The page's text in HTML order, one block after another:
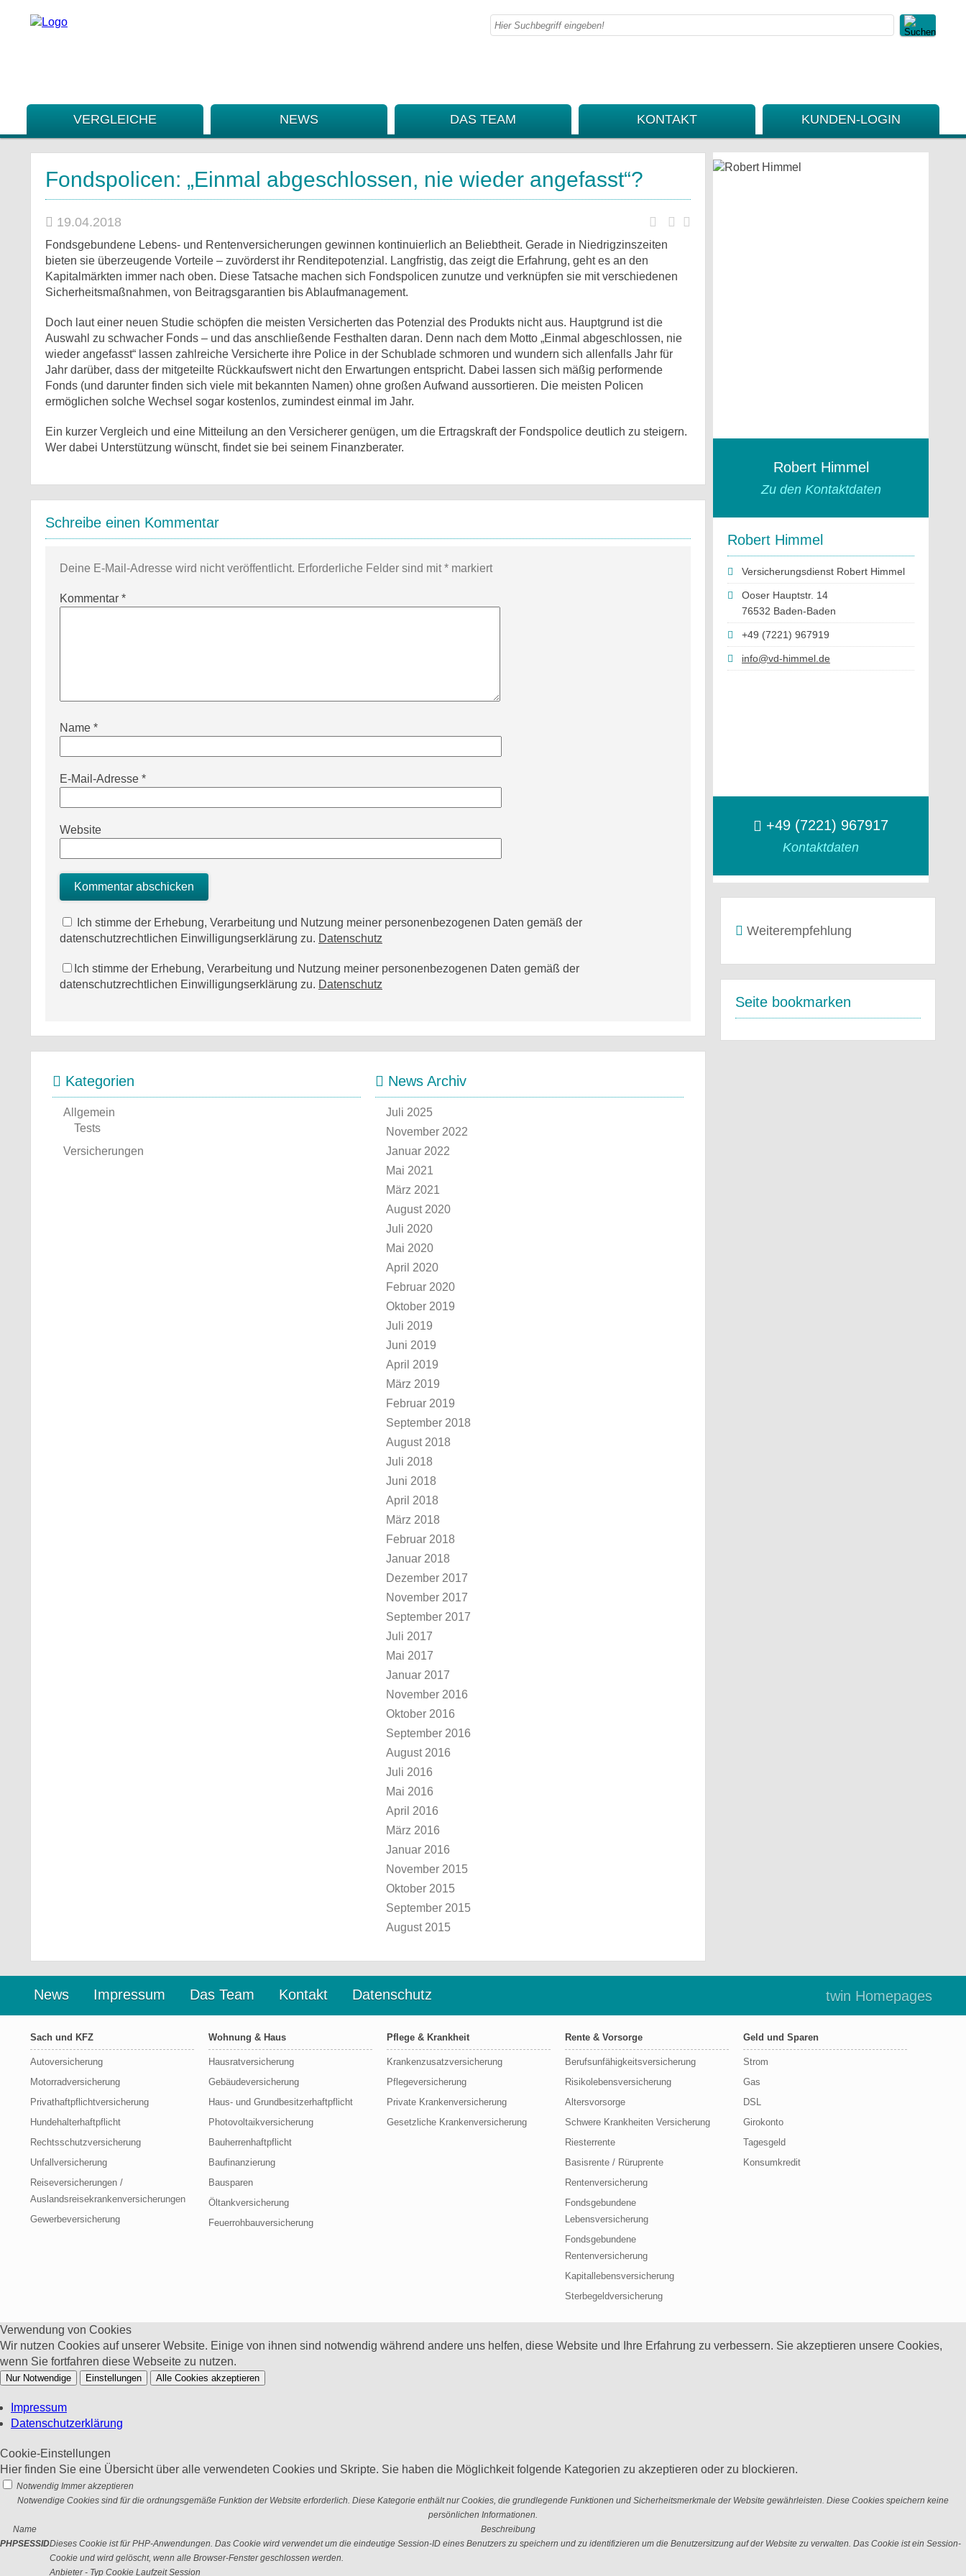
VERGLEICHE NEWS DAS TEAM KONTAKT KUNDEN-LOGIN
Robert Himmel
Zu den Kontaktdaten
Robert Himmel
Versicherungsdienst Robert Himmel
Ooser Hauptstr. 14
76532 Baden-Baden
+49 (7221) 967919
info@vd-himmel.de
+49 (7221) 967917
Kontaktdaten
Weiterempfehlung
Seite bookmarken
Fondspolicen: „Einmal abgeschlossen, nie wieder angefasst“?
19.04.2018
Fondsgebundene Lebens- und Rentenversicherungen gewinnen kontinuierlich an Beliebtheit. Gerade in Niedrigzinszeiten
bieten sie überzeugende Vorteile – zuvörderst ihr Renditepotenzial. Langfristig, das zeigt die Erfahrung, geht es an den
Kapitalmärkten immer nach oben. Diese Tatsache machen sich Fondspolicen zunutze und verknüpfen sie mit verschiedenen
Sicherheitsmaßnahmen, von Beitragsgarantien bis Ablaufmanagement.
Doch laut einer neuen Studie schöpfen die meisten Versicherten das Potenzial des Produkts nicht aus. Hauptgrund ist die
Auswahl zu schwacher Fonds – und das anschließende Festhalten daran. Denn nach dem Motto „Einmal abgeschlossen, nie
wieder angefasst“ lassen zahlreiche Versicherte ihre Police in der Schublade schmoren und wundern sich allenfalls Jahr für
Jahr darüber, dass der mitgeteilte Rückkaufswert nicht den Erwartungen entspricht. Dabei lassen sich mäßig performende
Fonds (und darunter finden sich viele mit bekannten Namen) ohne großen Aufwand aussortieren. Die meisten Policen
ermöglichen solche Wechsel sogar kostenlos, zumindest einmal im Jahr.
Ein kurzer Vergleich und eine Mitteilung an den Versicherer genügen, um die Ertragskraft der Fondspolice deutlich zu steigern.
Wer dabei Unterstützung wünscht, findet sie bei seinem Finanzberater.
Schreibe einen Kommentar
Deine E-Mail-Adresse wird nicht veröffentlicht. Erforderliche Felder sind mit* markiert
Kommentar *
Name *
E-Mail-Adresse *
Website
Ich stimme der Erhebung, Verarbeitung und Nutzung meiner personenbezogenen Daten gemäß der
datenschutzrechtlichen Einwilligungserklärung zu. Datenschutz
Ich stimme der Erhebung, Verarbeitung und Nutzung meiner personenbezogenen Daten gemäß der
datenschutzrechtlichen Einwilligungserklärung zu. Datenschutz
Kategorien
Allgemein
Tests
Versicherungen
News Archiv
Juli 2025
November 2022
Januar 2022
Mai 2021
März 2021
August 2020
Juli 2020
Mai 2020
April 2020
Februar 2020
Oktober 2019
Juli 2019
Juni 2019
April 2019
März 2019
Februar 2019
September 2018
August 2018
Juli 2018
Juni 2018
April 2018
März 2018
Februar 2018
Januar 2018
Dezember 2017
November 2017
September 2017
Juli 2017
Mai 2017
Januar 2017
November 2016
Oktober 2016
September 2016
August 2016
Juli 2016
Mai 2016
April 2016
März 2016
Januar 2016
November 2015
Oktober 2015
September 2015
August 2015
News Impressum Das Team Kontakt Datenschutz twin Homepages
Sach und KFZ
Autoversicherung
Motorradversicherung
Privathaftpflichtversicherung
Hundehalterhaftpflicht
Rechtsschutzversicherung
Unfallversicherung
Reiseversicherungen /
Auslandsreisekrankenversicherungen
Gewerbeversicherung
Wohnung & Haus
Hausratversicherung
Gebäudeversicherung
Haus- und Grundbesitzerhaftpflicht
Photovoltaikversicherung
Bauherrenhaftpflicht
Baufinanzierung
Bausparen
Öltankversicherung
Feuerrohbauversicherung
Pflege & Krankheit
Krankenzusatzversicherung
Pflegeversicherung
Private Krankenversicherung
Gesetzliche Krankenversicherung
Rente & Vorsorge
Berufs­unfähigkeitsversicherung
Risikolebensversicherung
Altersvorsorge
Schwere Krankheiten Versicherung
Riesterrente
Basisrente / Rüruprente
Rentenversicherung
Fondsgebundene
Lebensversicherung
Fondsgebundene
Rentenversicherung
Kapitallebensversicherung
Sterbegeldversicherung
Geld und Sparen
Strom
Gas
DSL
Girokonto
Tagesgeld
Konsumkredit
Verwendung von Cookies
Wir nutzen Cookies auf unserer Website. Einige von ihnen sind notwendig während andere uns helfen, diese Website und Ihre Erfahrung zu verbessern. Sie akzeptieren unsere Cookies,
wenn Sie fortfahren diese Webseite zu nutzen.
Nur Notwendige Einstellungen Alle Cookies akzeptieren
Impressum
Datenschutzerklärung
Cookie-Einstellungen
Hier finden Sie eine Übersicht über alle verwendeten Cookies und Skripte. Sie haben die Möglichkeit folgende Kategorien zu akzeptieren oder zu blockieren.
Notwendig Immer akzeptieren
Notwendige Cookies sind für die ordnungsgemäße Funktion der Website erforderlich. Diese Kategorie enthält nur Cookies, die grundlegende Funktionen und Sicherheitsmerkmale der Website gewährleisten. Diese Cookies speichern keine
persönlichen Informationen.
Name
Beschreibung
PHPSESSIDDieses Cookie ist für PHP-Anwendungen. Das Cookie wird verwendet um die eindeutige Session-ID eines Benutzers zu speichern und zu identifizieren um die Benutzersitzung auf der Website zu verwalten. Das Cookie ist ein Session-
Cookie und wird gelöscht, wenn alle Browser-Fenster geschlossen werden.
Anbieter - Typ Cookie Laufzeit Session